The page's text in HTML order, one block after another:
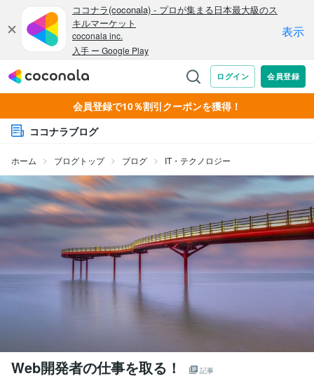
会員登録で10％割引クーポンを獲得！
ココナラブログ
ホーム ブログトップ ブログ IT・テクノロジー
Web開発者の仕事を取る！ 記事